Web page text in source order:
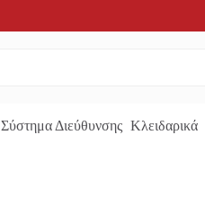
Σύστημα Διεύθυνσης Κλειδαρικά